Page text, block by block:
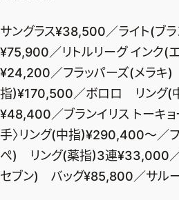
デジタル版
購入
エクラプレ
売れ筋ランキング
エクラ掲載品
サングラス¥38,500／ライト(ブ
¥75,900／リトルリーグ インク(
¥24,200／フラッパーズ(メラキ)
指)¥170,500／ボロロ リング(中
¥48,400／ブランイリス トーキ
手〉リング(中指)¥290,400〜／フ
ぺ) リング(薬指)3連¥33,000／
セブン) バッグ¥85,800／サル